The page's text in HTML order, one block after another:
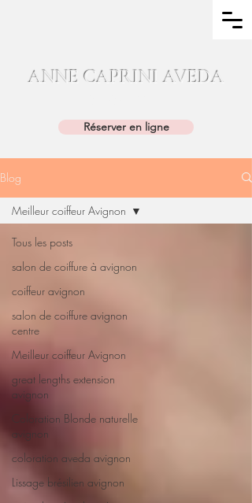
ANNE CAPRINI AVEDA
Réserver en ligne
Blog
Tous les posts
salon de coiffure à avignon
coiffeur avignon
salon de coiffure avignon
centre
Meilleur coiffeur Avignon
great lengths extension
avignon
Coloration Blonde naturelle
avignon
coloration aveda avignon
Lissage brésilien avignon
Meilleur coiffeur Avignon